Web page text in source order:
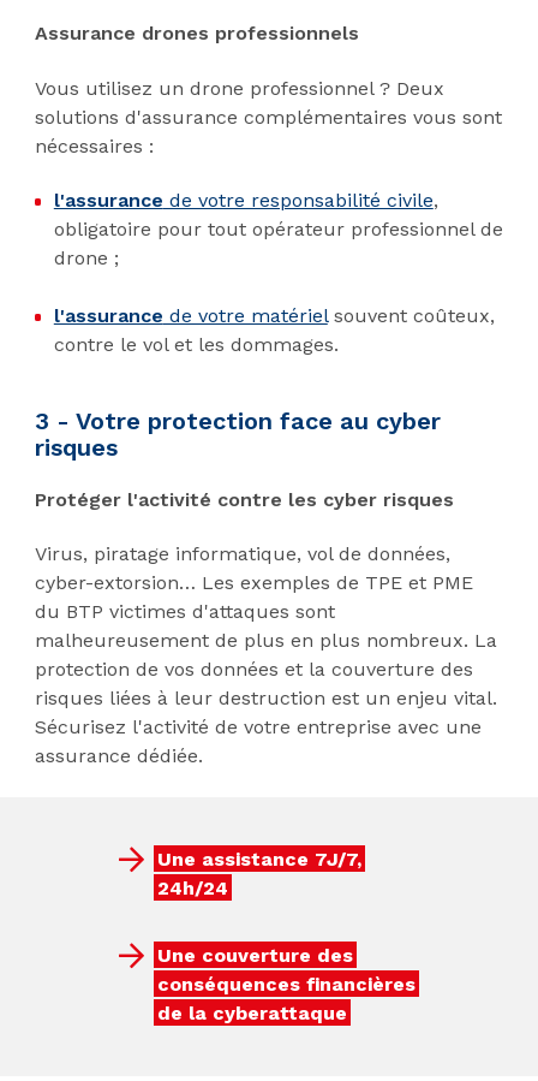
Assurance drones professionnels
Vous utilisez un drone professionnel ? Deux
solutions d'assurance complémentaires vous sont
nécessaires :
l'assurance de votre responsabilité civile,
obligatoire pour tout opérateur professionnel de
drone ;
l'assurance de votre matérielsouvent coûteux,
contre le vol et les dommages.
3 - Votre protection face au cyber
risques
Protéger l'activité contre les cyber risques
Virus, piratage informatique, vol de données,
cyber-extorsion… Les exemples de TPE et PME
du BTP victimes d'attaques sont
malheureusement de plus en plus nombreux. La
protection de vos données et la couverture des
risques liées à leur destruction est un enjeu vital.
Sécurisez l'activité de votre entreprise avec une
assurance dédiée.
Une assistance 7J/7,
24h/24
Une couverture des
conséquences financières
de la cyberattaque